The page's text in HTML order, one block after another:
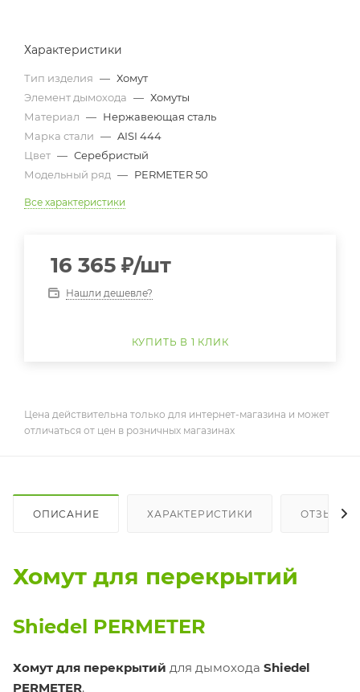
Характеристики
Тип изделия — Хомут
Элемент дымохода — Хомуты
Материал — Нержавеющая сталь
Марка стали — AISI 444
Цвет — Серебристый
Модельный ряд — PERMETER 50
Все характеристики
16 365 ₽/шт
Нашли дешевле?
КУПИТЬ В 1 КЛИК
Цена действительна только для интернет-магазина и может
отличаться от цен в розничных магазинах
ОПИСАНИЕ ХАРАКТЕРИСТИКИ ОТЗЫВЫ
Хомут для перекрытий
Shiedel PERMETER
Хомут для перекрытий для дымохода Shiedel
PERMETER.